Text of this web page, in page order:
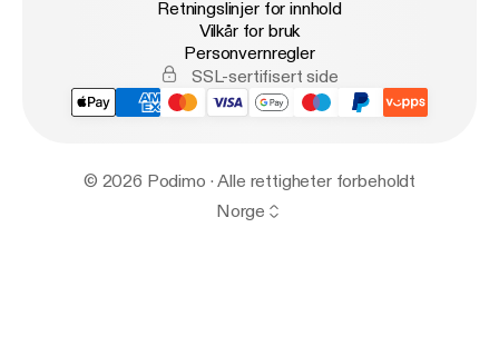
Retningslinjer for innhold
Vilkår for bruk
Personvernregler
SSL-sertifisert side
© 2026 Podimo · Alle rettigheter forbeholdt
Norge